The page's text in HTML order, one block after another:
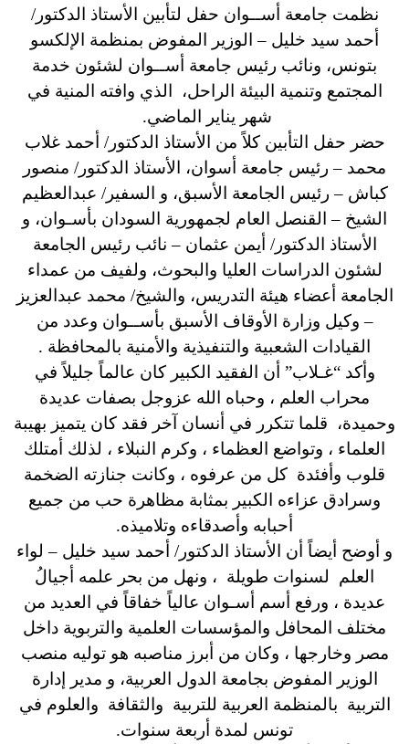
نظمت جامعة أســوان حفل لتأبين الأستاذ الدكتور/
أحمد سيد خليل – الوزير المفوض بمنظمة الإلكسو
بتونس، ونائب رئيس جامعة أســوان لشئون خدمة
المجتمع وتنمية البيئة الراحل، الذي وافته المنية في
شهر يناير الماضي.
حضر حفل التأبين كلاً من الأستاذ الدكتور/ أحمد غلاب
محمد – رئيس جامعة أسوان، الأستاذ الدكتور/ منصور
كباش – رئيس الجامعة الأسبق، و السفير/ عبدالعظيم
الشيخ – القنصل العام لجمهورية السودان بأسـوان، و
الأستاذ الدكتور/ أيمن عثمان – نائب رئيس الجامعة
لشئون الدراسات العليا والبحوث، ولفيف من عمداء
الجامعة أعضاء هيئة التدريس، والشيخ/ محمد عبدالعزيز
– وكيل وزارة الأوقاف الأسبق بأســوان وعدد من
القيادات الشعبية والتنفيذية والأمنية بالمحافظة .
وأكد “غـلاب” أن الفقيد الكبير كان عالماً جليلاً في
محراب العلم ، وحباه الله عزوجل بصفات عديدة
وحميدة، قلما تتكرر في أنسان آخر فقد كان يتميز بهيبة
العلماء ، وتواضع العظماء ، وكرم النبلاء ، لذلك أمتلك
قلوب وأفئدة كل من عرفوه ، وكانت جنازته الضخمة
وسرادق عزاءه الكبير بمثابة مظاهرة حب من جميع
أحبابه وأصدقاءه وتلاميذه.
و أوضح أيضاً أن الأستاذ الدكتور/ أحمد سيد خليل – لواء
العلم لسنوات طويلة ، ونهل من بحر علمه أجيالُ
عديدة ، ورفع أسم أسـوان عالياً خفاقاً في العديد من
مختلف المحافل والمؤسسات العلمية والتربوية داخل
مصر وخارجها ، وكان من أبرز مناصبه هو توليه منصب
الوزير المفوض بجامعة الدول العربية، و مدير إدارة
التربية بالمنظمة العربية للتربية والثقافة والعلوم في
تونس لمدة أربعة سنوات.